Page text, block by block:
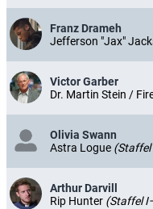
Franz Drameh
Jefferson "Jax"
Victor Garber
Dr. Martin Stein /
Olivia Swann
Astra Logue (Staffel
Arthur Darvill
Rip Hunter (Staffel